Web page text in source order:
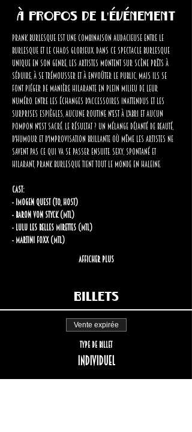
À propos de l'événement
Prank Burlesque est une combinaison audacieuse entre le
burlesque et le chaos glorieux. Dans ce spectacle burlesque
unique en son genre, les artistes montent sur scène prêts à
séduire, à se trémousser et à envoûter le public, mais ils se
font piéger de manière hilarante en plein milieu de leur
numéro. Entre les échanges d'accessoires inattendus et les
surprises espiègles, aucune routine n'est à l'abri et aucun
pompon n'est sacré. Le résultat ? Un mélange déjanté de beauté,
d'humour et d'improvisation brillante où même les artistes ne
savent pas ce qui va se passer ensuite. Sexy, spontané et
hilarant, Prank Burlesque tient tout le monde en haleine.
Cast:
- Imogen Quest (TO, host)
- Baron von Styck (MTL)
- Lulu les Belles Mirettes (MTL)
- Martini Foxx (MTL)
Afficher plus
Billets
Vente expirée
Type de billet
Individuel